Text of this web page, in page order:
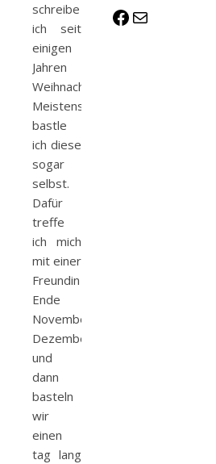
schreibe
ich seit
einigen
Jahren
Weihnachtskarten.
Meistens
bastle
ich diese
sogar
selbst.
Dafür
treffe
ich mich
mit einer
Freundin
Ende
November/Anfang
Dezember
und
dann
basteln
wir
einen
tag lang
Facebook